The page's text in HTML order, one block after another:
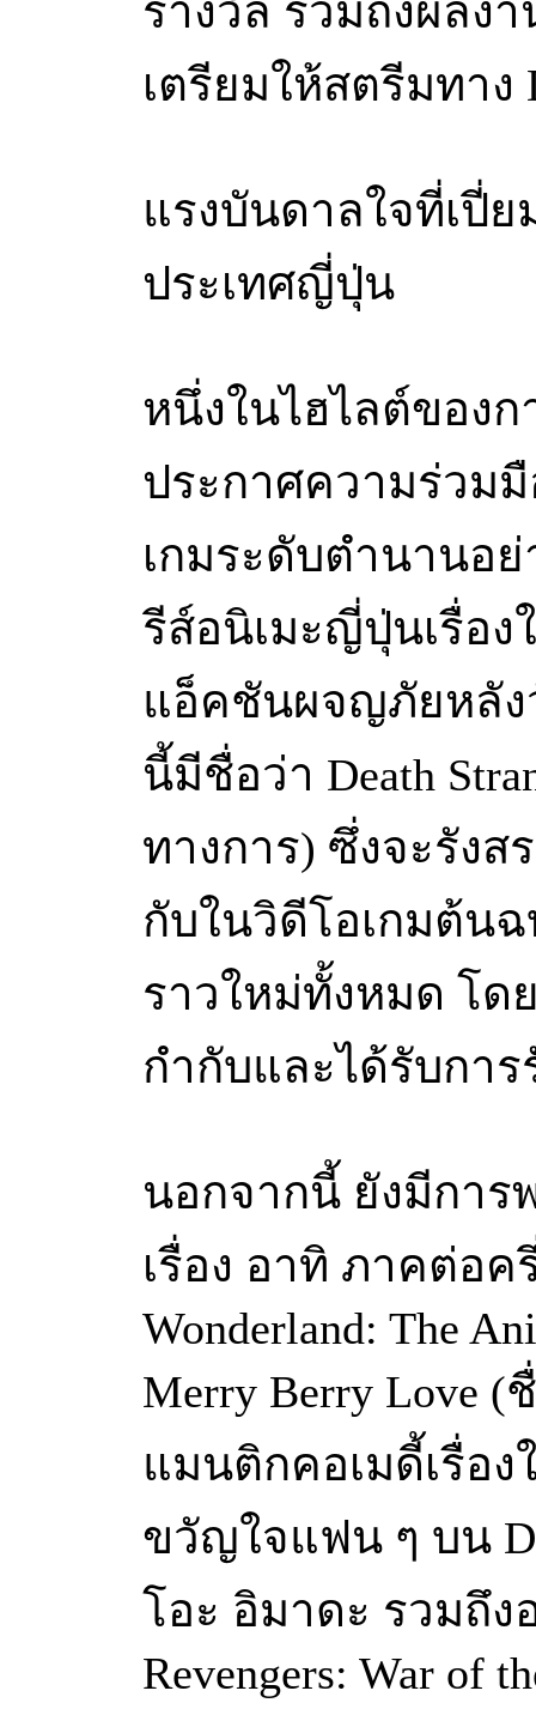
รางวัล รวมถึงผลง
เตรียมให้สตรีมทาง
แรงบันดาลใจที่เปี่
ประเทศญี่ปุ่น
หนึ่งในไฮไลต์ของ
ประกาศความร่วม
เกมระดับตำนานอย่
รีส์อนิเมะญี่ปุ่นเรื่อ
แอ็คชันผจญภัยหลัง
นี้มีชื่อว่า Death
ทางการ) ซึ่งจะรังส
กับในวิดีโอเกมต้นฉ
ราวใหม่ทั้งหมด โด
กำกับและได้รับการ
นอกจากนี้ ยังมีกา
เรื่อง อาทิ ภาคต่อค
Wonderland: The
Merry Berry Love
แมนติกคอเมดี้เรื่อ
ขวัญใจแฟน ๆ บน
โอะ อิมาดะ รวมถึง
Revengers: War of